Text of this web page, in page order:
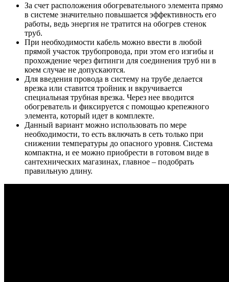
За счет расположения обогревательного элемента прямо
в системе значительно повышается эффективность его
работы, ведь энергия не тратится на обогрев стенок
труб.
При необходимости кабель можно ввести в любой
прямой участок трубопровода, при этом его изгибы и
прохождение через фитинги для соединения труб ни в
коем случае не допускаются.
Для введения провода в систему на трубе делается
врезка или ставится тройник и вкручивается
специальная трубная врезка. Через нее вводится
обогреватель и фиксируется с помощью крепежного
элемента, который идет в комплекте.
Данный вариант можно использовать по мере
необходимости, то есть включать в сеть только при
снижении температуры до опасного уровня. Система
компактна, и ее можно приобрести в готовом виде в
сантехнических магазинах, главное – подобрать
правильную длину.